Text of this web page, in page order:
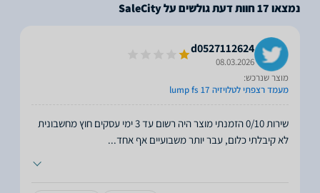
נמצאו17חוות דעת גולשים על SaleCity
d0527112624
08.03.2026
מוצר שנרכש:
מעמד רצפתי לטלויזיה lump fs 17
שירות 0/10 הזמנתי מוצר היה רשום עד 3 ימי עסקים חוץ מחשבונית
לא קיבלתי כלום, עבר יותר משבועיים אף אחד...